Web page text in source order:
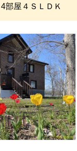
4部屋４ＳＬＤＫ